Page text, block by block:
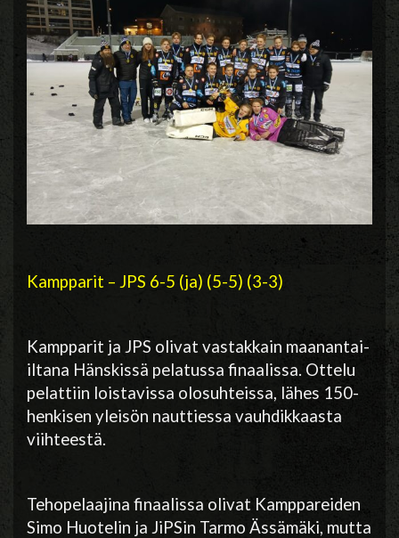
Kampparit – JPS 6-5 (ja) (5-5) (3-3)
Kampparit ja JPS olivat vastakkain maanantai-
iltana Hänskissä pelatussa finaalissa. Ottelu
pelattiin loistavissa olosuhteissa, lähes 150-
henkisen yleisön nauttiessa vauhdikkaasta
viihteestä.
Tehopelaajina finaalissa olivat Kamppareiden
Simo Huotelin ja JiPSin Tarmo Ässämäki, mutta